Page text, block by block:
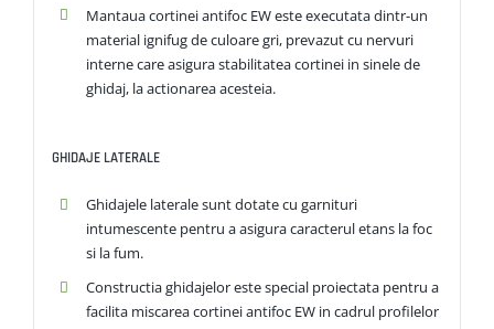
Mantaua cortinei antifoc EW este executata dintr-un
material ignifug de culoare gri, prevazut cu nervuri
interne care asigura stabilitatea cortinei in sinele de
ghidaj, la actionarea acesteia.
GHIDAJE LATERALE
Ghidajele laterale sunt dotate cu garnituri
intumescente pentru a asigura caracterul etans la foc
si la fum.
Constructia ghidajelor este special proiectata pentru a
facilita miscarea cortinei antifoc EW in cadrul profilelor